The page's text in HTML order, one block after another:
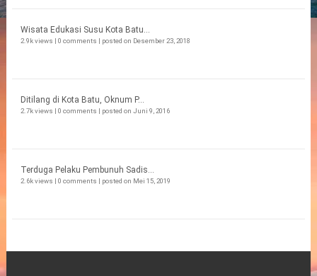
Wisata Edukasi Susu Kota Batu...
2.9k views | 0 comments | posted on Desember 23, 2018
Ditilang di Kota Batu, Oknum P...
2.7k views | 0 comments | posted on Juni 9, 2016
Terduga Pelaku Pembunuh Sadis...
2.6k views | 0 comments | posted on Mei 15, 2019